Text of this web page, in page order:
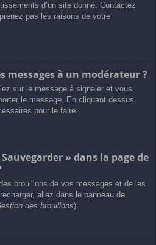
d’un site donné. Contactez
pas les raisons de votre
messages à un modérateur ?
sur le message à signaler et vous
le message. En cliquant dessus,
pour le faire.
» dans la page de
brouillons de vos messages et de les
allez dans le panneau de
des brouillons).